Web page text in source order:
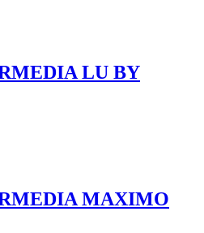
LU BY
MAXIMO